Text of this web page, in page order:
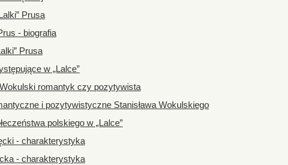
Prusa
- biografia
Prusa
w „Lalce”
Wokulski romantyk czy pozytywista
i pozytywistyczne Stanisława Wokulskiego
polskiego w „Lalce”
- charakterystyka
- charakterystyka